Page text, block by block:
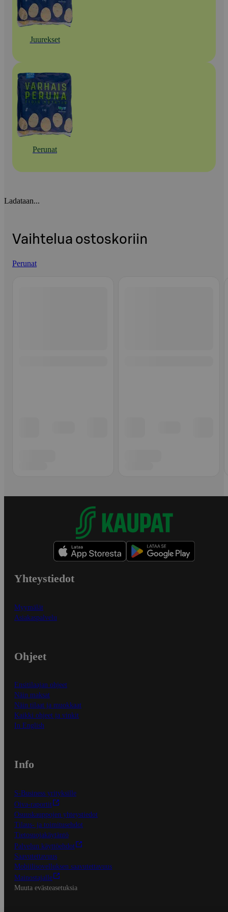
Juurekset
Perunat
Ladataan...
Vaihtelua ostoskoriin
Perunat
Yhteystiedot
Myymälät
Asiakaspalvelu
Ohjeet
Ensitilaajan ohjeet
Näin maksat
Näin tilaat ja muokkaat
Kaikki ohjeet ja vinkit
In English
Info
S-Business yrityksille
Oiva-raportit
Osuuskauppojen yhteystiedot
Tilaus- ja toimitusehdot
Tietosuojakäytäntö
Palvelun käyttöehdot
Saavutettavuus
Mobiilisovelluksen saavutettavuus
Mainostajalle
Muuta evästeasetuksia